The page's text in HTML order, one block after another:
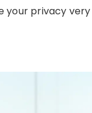
privacy